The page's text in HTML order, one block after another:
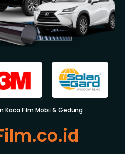
Kaca Film Mobil & Gedung